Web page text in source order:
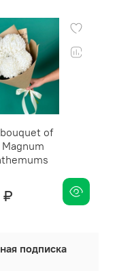
of
₽
подписка